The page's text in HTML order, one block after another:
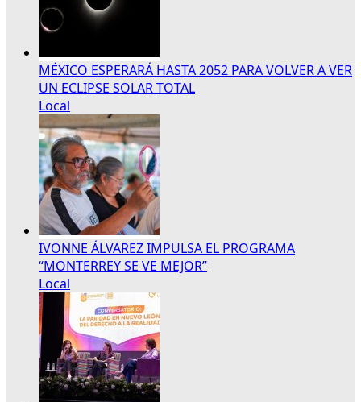
MÉXICO ESPERARÁ HASTA 2052 PARA VOLVER A VER
UN ECLIPSE SOLAR TOTAL
Local
IVONNE ÁLVAREZ IMPULSA EL PROGRAMA
“MONTERREY SE VE MEJOR”
Local